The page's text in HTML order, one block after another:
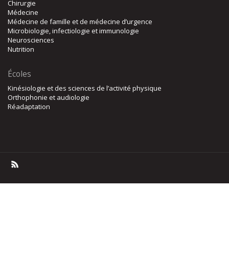
Chirurgie
Médecine
Médecine de famille et de médecine d’urgence
Microbiologie, infectiologie et immunologie
Neurosciences
Nutrition
Écoles
Kinésiologie et des sciences de l’activité physique
Orthophonie et audiologie
Réadaptation